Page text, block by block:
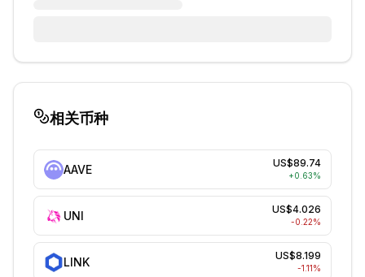
相关币种
AAVE US$89.74
+0.63%
UNI US$4.026
-0.22%
LINK US$8.199
-1.11%